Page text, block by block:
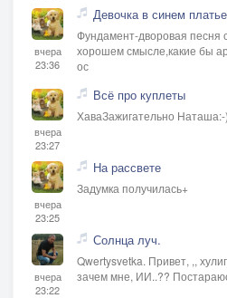
вчера
23:36
Девочка в синем платье
Фундамент-дворовая песня
хорошем смысле,какие бы
ос
вчера
23:27
Всё про куплеты
ХаваЗажигательно Наташа:-
вчера
23:25
На рассвете
Задумка получилась+
вчера
23:22
Солнца луч.
Qwertysvetka. Привет, ,,
зачем мне, ИИ..??